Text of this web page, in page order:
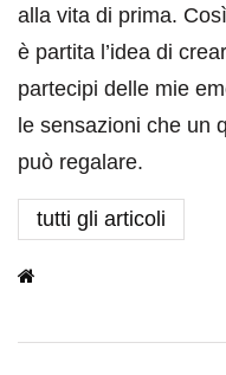
alla vita di prima.
è partita l’idea di
partecipi delle mie
le sensazioni che un
può regalare.
tutti gli articoli